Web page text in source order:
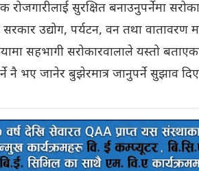
सुरक्षित बनाउनुपर्नेमा
उद्योग, पर्यटन, वन तथा वातावरण
सहभागी सरोकारवालाले यस्तो
नै भए जानेर बुझेरमात्र जानुपर्ने सुझाव